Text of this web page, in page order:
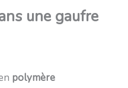
une gaufre
polymère